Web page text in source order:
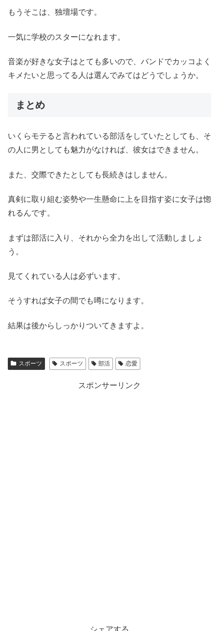
もうそこは、独壇場です。
一気に学校のスターになれます。
音楽が好きな女子はとても多いので、バンドでカッコよく
キメたいと思ってる人は選んでみてはどうでしょうか。
まとめ
いくらモテると言われている部活をしていたとしても、そ
の人に男としても魅力がなければ、彼女はできません。
また、交際できたとしても長続きはしません。
真剣に取り組む姿勢や一生懸命に上を目指す姿に女子は惚
れるんです。
まずは部活に入り、それから全力を出して活動しましょ
う。
見てくれている人は必ずいます。
そうすれば女子の間でも噂になります。
結果は後からしっかりついてきますよ。
スポーツ スポーツ 部活 恋愛
スポンサーリンク